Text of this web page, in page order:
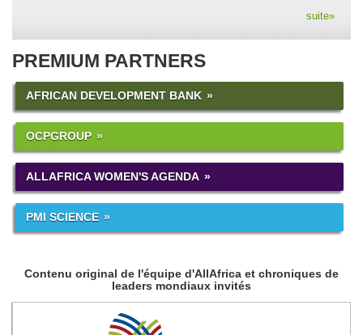
suite»
PREMIUM PARTNERS
AFRICAN DEVELOPMENT BANK
OCPGROUP
ALLAFRICA WOMEN'S AGENDA
PMI SCIENCE
Contenu original de l'équipe d'AllAfrica et chroniques de
leaders mondiaux invités